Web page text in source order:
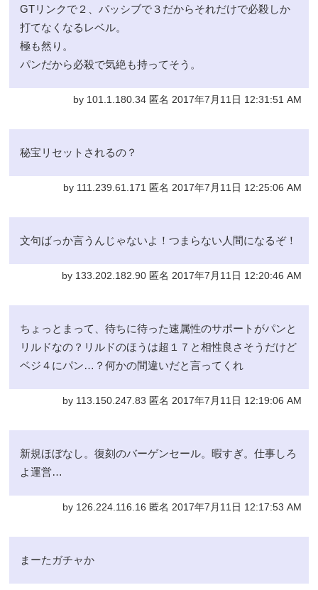
GTリンクで２、パッシブで３だからそれだけで必殺しか
打てなくなるレベル。
極も然り。
パンだから必殺で気絶も持ってそう。
by 101.1.180.34 匿名 2017年7月11日 12:31:51 AM
秘宝リセットされるの？
by 111.239.61.171 匿名 2017年7月11日 12:25:06 AM
文句ばっか言うんじゃないよ！つまらない人間になるぞ！
by 133.202.182.90 匿名 2017年7月11日 12:20:46 AM
ちょっとまって、待ちに待った速属性のサポートがパンと
リルドなの？リルドのほうは超１７と相性良さそうだけど
ベジ４にパン…？何かの間違いだと言ってくれ
by 113.150.247.83 匿名 2017年7月11日 12:19:06 AM
新規ほぼなし。復刻のバーゲンセール。暇すぎ。仕事しろ
よ運営…
by 126.224.116.16 匿名 2017年7月11日 12:17:53 AM
まーたガチャか